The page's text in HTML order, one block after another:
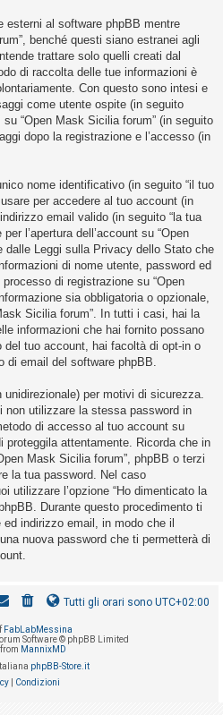
esterni al software phpBB mentre
benché questi siano estranei agli
trattare solo quelli creati dal
di raccolta delle tue informazioni è
Con questo sono intesi e
come utente ospite (in seguito
“Open Mask Sicilia forum” (in seguito
dopo la registrazione e l’accesso (in
nome identificativo (in seguito “il tuo
per accedere al tuo account (in
email valido (in seguito “la tua
l’apertura dell’account su “Open
dalle Leggi sulla Privacy dello Stato che
di nome utente, password ed
di registrazione su “Open
sia obbligatoria o opzionale,
Sicilia forum”. In tutti i casi, hai la
informazioni che hai fornito possano
del tuo account, hai facoltà di opt-in o
di email del software phpBB.
unidirezionale) per motivi di sicurezza.
non utilizzare la stessa password in
di accesso al tuo account su
proteggila attentamente. Ricorda che in
Mask Sicilia forum”, phpBB o terzi
la tua password. Nel caso
utilizzare l’opzione “Ho dimenticato la
Durante questo procedimento ti
indirizzo email, in modo che il
nuova password che ti permetterà di
Tutti gli orari sono UTC+02:00
FabLabMessina
Software © phpBB Limited
MannixMD
phpBB-Store.it
| Condizioni